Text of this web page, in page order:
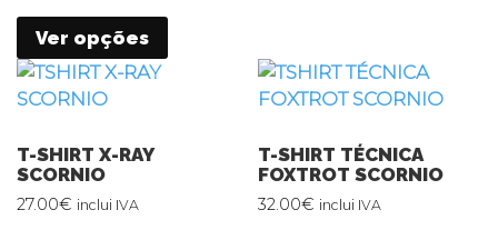
Ver opções
T-SHIRT X-RAY
SCORNIO
27.00€ inclui IVA
T-SHIRT TÉCNICA
FOXTROT SCORNIO
32.00€ inclui IVA